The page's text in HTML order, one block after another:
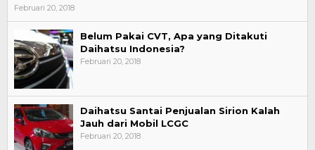
Februari 20, 2018
Belum Pakai CVT, Apa yang Ditakuti
Daihatsu Indonesia?
Februari 20, 2018
Daihatsu Santai Penjualan Sirion Kalah
Jauh dari Mobil LCGC
Februari 20, 2018